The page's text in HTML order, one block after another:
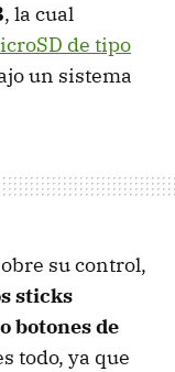
, la cual
de tipo
un sistema
su control,
sticks
botones de
todo, ya que